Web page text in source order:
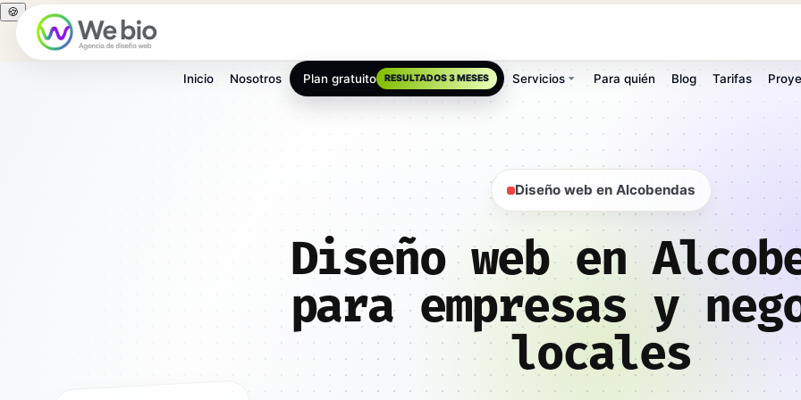
🍪
Inicio Nosotros Plan gratuito RESULTADOS 3 MESES Servicios Para quién Blog Tarifas
Diseño web en Alcobendas
Diseño web en
para empresas y
locales